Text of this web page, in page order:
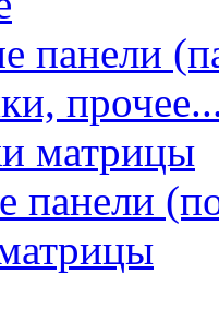
панели
матрицы
панели